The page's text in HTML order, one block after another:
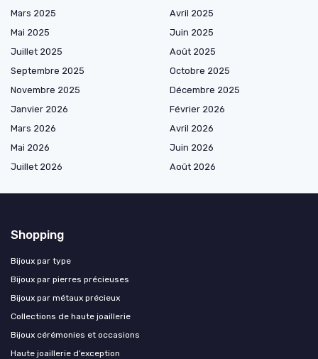
Mars 2025
Avril 2025
Mai 2025
Juin 2025
Juillet 2025
Août 2025
Septembre 2025
Octobre 2025
Novembre 2025
Décembre 2025
Janvier 2026
Février 2026
Mars 2026
Avril 2026
Mai 2026
Juin 2026
Juillet 2026
Août 2026
Shopping
Bijoux par type
Bijoux par pierres précieuses
Bijoux par métaux précieux
Collections de haute joaillerie
Bijoux cérémonies et occasions
Haute joaillerie d’exception